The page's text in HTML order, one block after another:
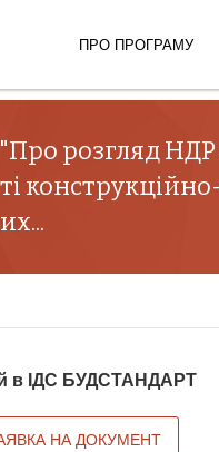
ПРО ПРОГРАМУ
розгляд НДР
в ІДС БУДСТАНДАРТ
НА ДОКУМЕНТ